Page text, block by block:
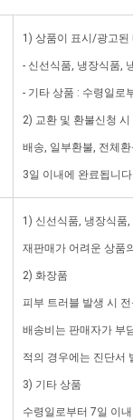
1) 상품이 표시/광고된
- 신선식품, 냉장식품,
- 기타 상품 : 수령일로
2) 교환 및 환불신청
배송, 일부환불, 전체
3일 이내에 완료됩니
1) 신선식품, 냉장식품
재판매가 어려운 상품
2) 화장품
피부 트러블 발생 시
배송비는 판매자가 부
적의 경우에는 진단서
3) 기타 상품
수령일로부터 7일 이